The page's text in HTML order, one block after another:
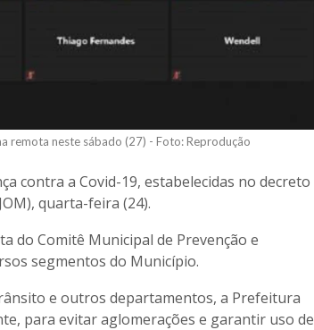
remota neste sábado (27) - Foto: Reprodução
contra a Covid-19, estabelecidas no decreto
quarta-feira (24).
do Comitê Municipal de Prevenção e
segmentos do Município.
e outros departamentos, a Prefeitura
para evitar aglomerações e garantir uso de